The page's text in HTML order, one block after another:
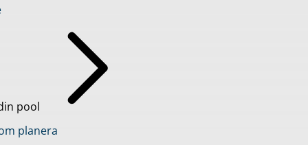
pool
planera